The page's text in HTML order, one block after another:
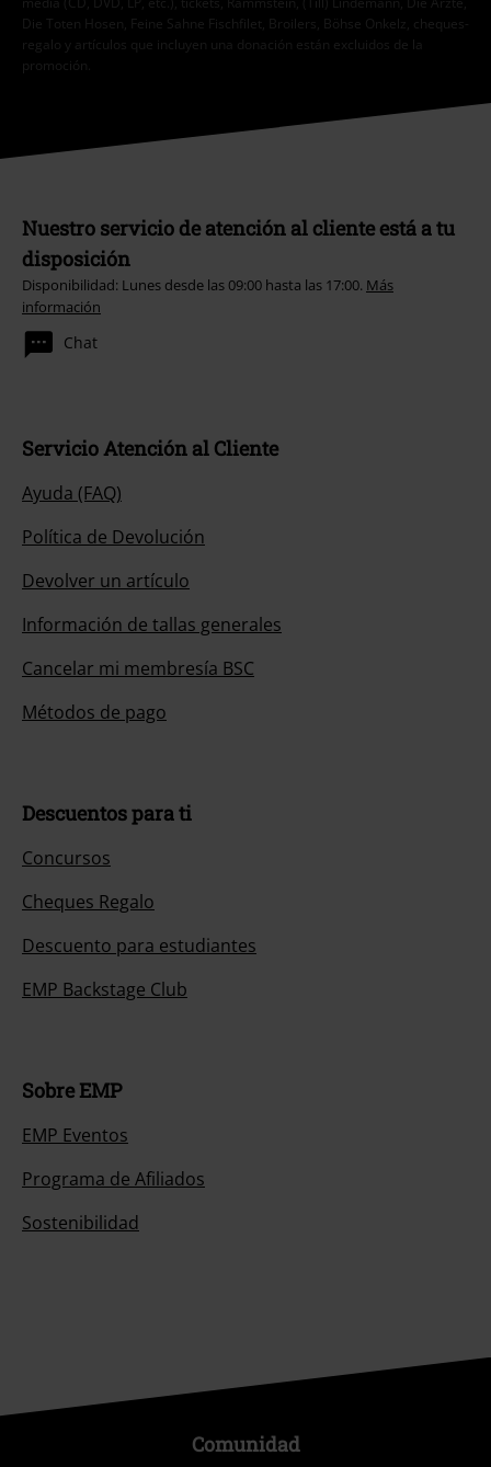
Die Toten Hosen, Feine Sahne Fischfilet, Broilers, Böhse Onkelz, cheques-
regalo y artículos que incluyen una donación están excluidos de la
promoción.
Nuestro servicio de atención al cliente está a tu
disposición
Disponibilidad: Lunes desde las 09:00 hasta las 17:00. Más
información
Chat
Servicio Atención al Cliente
Ayuda (FAQ)
Política de Devolución
Devolver un artículo
Información de tallas generales
Cancelar mi membresía BSC
Métodos de pago
Descuentos para ti
Concursos
Cheques Regalo
Descuento para estudiantes
EMP Backstage Club
Sobre EMP
EMP Eventos
Programa de Afiliados
Sostenibilidad
Comunidad